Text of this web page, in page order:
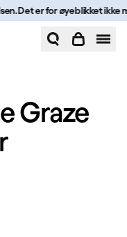
Det er for øyeblikket ikke
Graze